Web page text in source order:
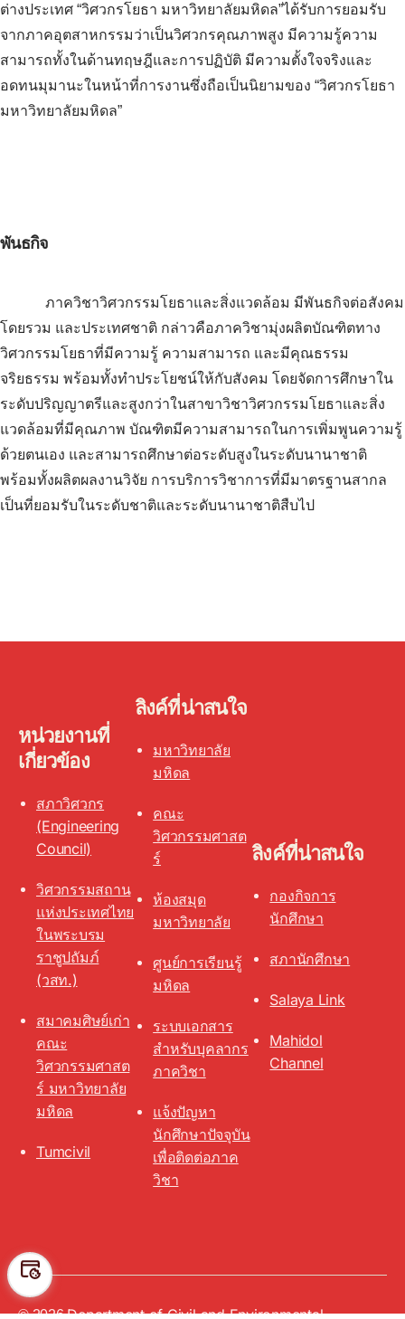
ต่างประเทศ “วิศวกรโยธา มหาวิทยาลัยมหิดล”ได้รับการยอมรับ
จากภาคอุตสาหกรรมว่าเป็นวิศวกรคุณภาพสูง มีความรู้ความ
สามารถทั้งในด้านทฤษฎีและการปฏิบัติ มีความตั้งใจจริงและ
อดทนมุมานะในหน้าที่การงานซึ่งถือเป็นนิยามของ “วิศวกรโยธา
มหาวิทยาลัยมหิดล”
พันธกิจ
ภาควิชาวิศวกรรมโยธาและสิ่งแวดล้อม มีพันธกิจต่อสังคม
โดยรวม และประเทศชาติ กล่าวคือภาควิชามุ่งผลิตบัณฑิตทาง
วิศวกรรมโยธาที่มีความรู้ ความสามารถ และมีคุณธรรม
จริยธรรม พร้อมทั้งทำประโยชน์ให้กับสังคม โดยจัดการศึกษาใน
ระดับปริญญาตรีและสูงกว่าในสาขาวิชาวิศวกรรมโยธาและสิ่ง
แวดล้อมที่มีคุณภาพ บัณฑิตมีความสามารถในการเพิ่มพูนความรู้
ด้วยตนเอง และสามารถศึกษาต่อระดับสูงในระดับนานาชาติ
พร้อมทั้งผลิตผลงานวิจัย การบริการวิชาการที่มีมาตรฐานสากล
เป็นที่ยอมรับในระดับชาติและระดับนานาชาติสืบไป
หน่วยงานที่
เกี่ยวข้อง
สภาวิศวกร
(Engineering
Council)
วิศวกรรมสถาน
แห่งประเทศไทย
ในพระบรม
ราชูปถัมภ์
(วสท.)
สมาคมศิษย์เก่า
คณะ
วิศวกรรมศาสต
ร์ มหาวิทยาลัย
มหิดล
Tumcivil
ลิงค์ที่น่าสนใจ
มหาวิทยาลัย
มหิดล
คณะ
วิศวกรรมศาสต
ร์
ห้องสมุด
มหาวิทยาลัย
ศูนย์การเรียนรู้
มหิดล
ระบบเอกสาร
สำหรับบุคลากร
ภาควิชา
แจ้งปัญหา
นักศึกษาปัจจุบัน
เพื่อติดต่อภาค
วิชา
ลิงค์ที่น่าสนใจ
กองกิจการ
นักศึกษา
สภานักศึกษา
Salaya Link
Mahidol
Channel
© 2026Department of Civil and Environmental Up↑
Preferen
Ces